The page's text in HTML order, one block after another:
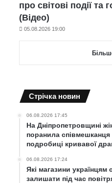
про світові події та
(Відео)
05.08.2026 19:00
Cтрічка новин
06.08.2026 17:45
На Дніпропетровщині
поранила співмешканця
подробиці кривавої
06.08.2026 17:24
Які магазини українцям
залишати під час